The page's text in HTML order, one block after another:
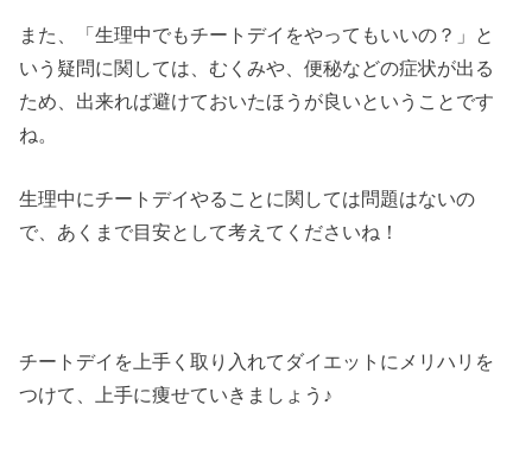
また、「生理中でもチートデイをやってもいいの？」と
いう疑問に関しては、むくみや、便秘などの症状が出る
ため、出来れば避けておいたほうが良いということです
ね。
生理中にチートデイやることに関しては問題はないの
で、あくまで目安として考えてくださいね！
チートデイを上手く取り入れてダイエットにメリハリを
つけて、上手に痩せていきましょう♪